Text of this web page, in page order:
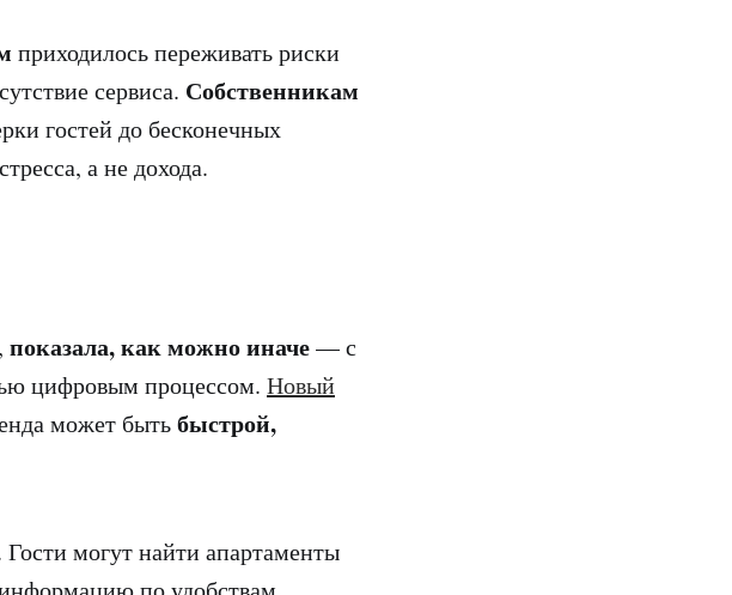
приходилось переживать риски
сервиса. Собственникам
гостей до бесконечных
а не дохода.
, показала, как можно иначе— с
цифровым процессом. Новый
может бытьбыстрой,
могут найти апартаменты